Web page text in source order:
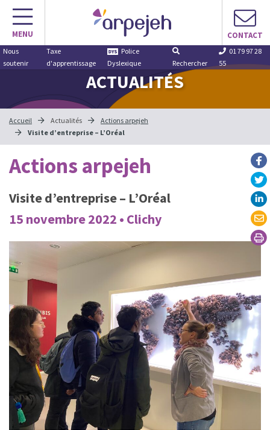
Aller
contenu
MENU CONTACT
Nous
soutenir
Taxe
d'apprentissage
Police
Dyslexique
Rechercher
01 79 97 28
55
ACTUALITÉS
Accueil Actualités
Actions arpejeh
Visite d’entreprise – L’Oréal
Actions arpejeh
Visite d’entreprise – L’Oréal
15 novembre 2022 • Clichy